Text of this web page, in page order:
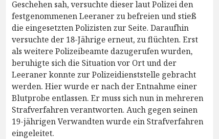
Geschehen sah, versuchte dieser laut Polizei den
festgenommenen Leeraner zu befreien und stieß
die eingesetzten Polizisten zur Seite. Daraufhin
versuchte der 18-Jährige erneut, zu flüchten. Erst
als weitere Polizeibeamte dazugerufen wurden,
beruhigte sich die Situation vor Ort und der
Leeraner konnte zur Polizeidienststelle gebracht
werden. Hier wurde er nach der Entnahme einer
Blutprobe entlassen. Er muss sich nun in mehreren
Strafverfahren verantworten. Auch gegen seinen
19-jährigen Verwandten wurde ein Strafverfahren
eingeleitet.